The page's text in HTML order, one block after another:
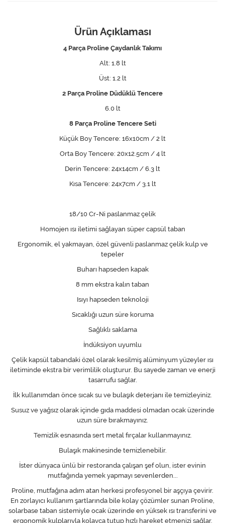
Ürün Açıklaması
4 Parça Proline Çaydanlık Takımı
Alt: 1.8 lt
Üst: 1.2 lt
2 Parça Proline Düdüklü Tencere
6.0 lt
8 Parça Proline Tencere Seti
Küçük Boy Tencere: 16x10cm / 2 lt
Orta Boy Tencere: 20x12.5cm / 4 lt
Derin Tencere: 24x14cm / 6.3 lt
Kısa Tencere: 24x7cm / 3.1 lt
18/10 Cr-Ni paslanmaz çelik
Homojen ısı iletimi sağlayan süper capsül taban
Ergonomik, el yakmayan, özel güvenli paslanmaz çelik kulp ve
tepeler
Buharı hapseden kapak
8 mm ekstra kalın taban
Isıyı hapseden teknoloji
Sıcaklığı uzun süre koruma
Sağlıklı saklama
İndüksiyon uyumlu
Çelik kapsül tabandaki özel olarak kesilmiş alüminyum yüzeyler ısı
iletiminde ekstra bir verimlilik oluşturur. Bu sayede zaman ve enerji
tasarrufu sağlar.
İlk kullanımdan önce sıcak su ve bulaşık deterjanı ile temizleyiniz.
Susuz ve yağsız olarak içinde gıda maddesi olmadan ocak üzerinde
uzun süre bırakmayınız.
Temizlik esnasında sert metal fırçalar kullanmayınız.
Bulaşık makinesinde temizlenebilir.
İster dünyaca ünlü bir restoranda çalışan şef olun, ister evinin
mutfağında yemek yapmayı sevenlerden...
Proline, mutfağına adım atan herkesi profesyonel bir aşçıya çevirir.
En zorlayıcı kullanım şartlarında bile kolay çözümler sunan Proline,
solarbase taban sistemiyle ocak üzerinde en yüksek ısı transferini ve
ergonomik kulplarıyla kolayca tutup hızlı hareket etmenizi sağlar.